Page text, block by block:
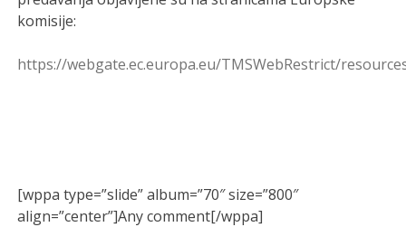
komisije:
https://webgate.ec.europa.eu/TMSWebRestrict/
[wppa type=”slide” album=”70″ size=”800″
align=”center”]Any comment[/wppa]